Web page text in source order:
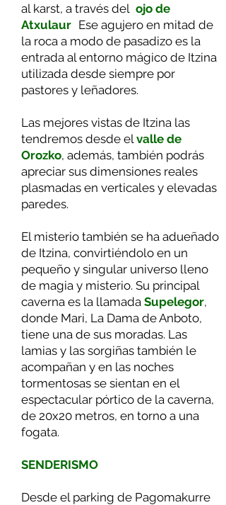
al karst, a través del ojo de
Atxulaur Ese agujero en mitad de
la roca a modo de pasadizo es la
entrada al entorno mágico de Itzina
utilizada desde siempre por
pastores y leñadores.
Las mejores vistas de Itzina las
tendremos desde el valle de
Orozko, además, también podrás
apreciar sus dimensiones reales
plasmadas en verticales y elevadas
paredes.
El misterio también se ha adueñado
de Itzina, convirtiéndolo en un
pequeño y singular universo lleno
de magia y misterio. Su principal
caverna es la llamada Supelegor,
donde Mari, La Dama de Anboto,
tiene una de sus moradas. Las
lamias y las sorgiñas también le
acompañan y en las noches
tormentosas se sientan en el
espectacular pórtico de la caverna,
de 20x20 metros, en torno a una
fogata.
SENDERISMO
Desde el parking de Pagomakurre